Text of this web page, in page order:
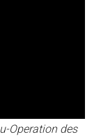
Operation des